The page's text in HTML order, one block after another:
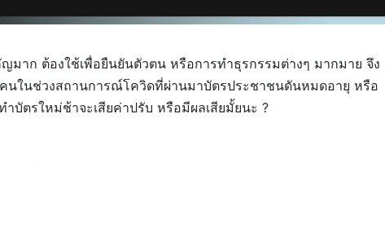
ญมาก ต้องใช้เพื่อยืนยันตัวตน หรือการทำธุรกรรมต่างๆ มากมาย จึง
คนในช่วงสถานการณ์โควิดที่ผ่านมาบัตรประชาชนดันหมดอายุ หรือ
บัตรใหม่ช้าจะเสียค่าปรับ หรือมีผลเสียมั้ยนะ ?